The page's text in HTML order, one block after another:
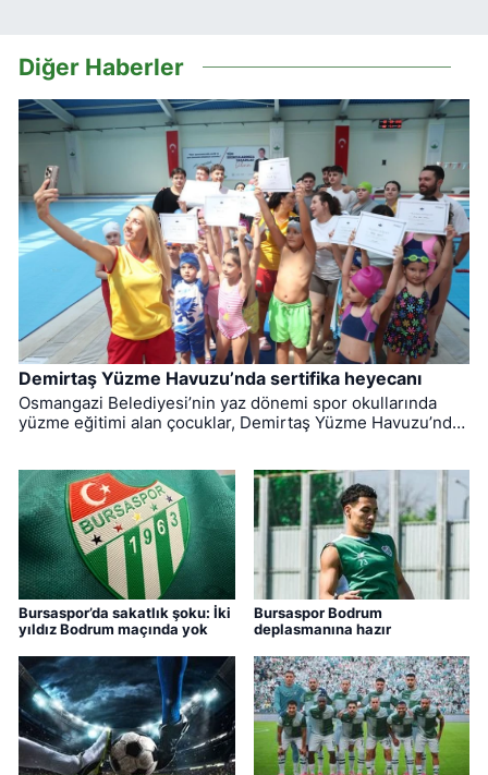
Diğer Haberler
Demirtaş Yüzme Havuzu’nda sertifika heyecanı
Osmangazi Belediyesi’nin yaz dönemi spor okullarında
yüzme eğitimi alan çocuklar, Demirtaş Yüzme Havuzu’nda
Bursaspor’da sakatlık şoku: İki
yıldız Bodrum maçında yok
Bursaspor Bodrum
deplasmanına hazır